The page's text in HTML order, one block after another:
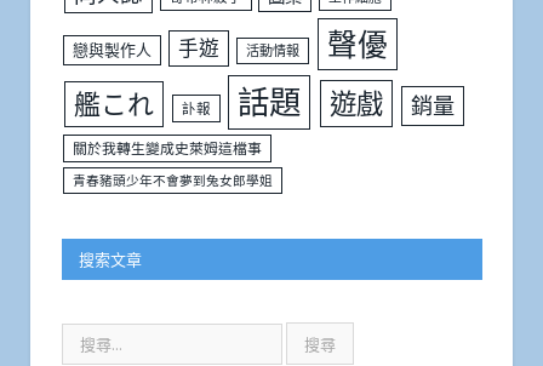
戀與製作人 手遊 活動情報 聲優
艦これ 訃報 話題 遊戲 銷量
關於我轉生變成史萊姆這檔事
青春豬頭少年不會夢到兔女郎學姐
搜索文章